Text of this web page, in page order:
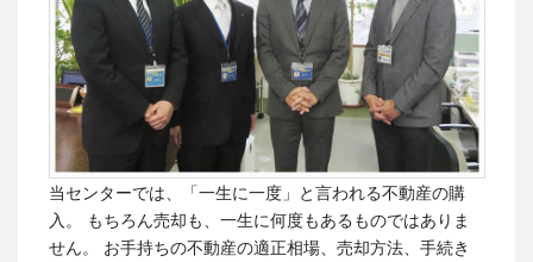
当センターでは、「一生に一度」と言われる不動産の購
入。 もちろん売却も、一生に何度もあるものではありま
せん。
お手持ちの不動産の適正相場、売却方法、手続き